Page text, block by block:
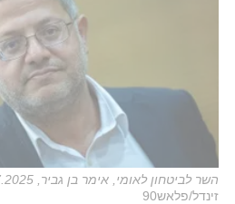
השר לביטחון לאומי, אימר בן גביר, 14.07.2025
זינדל/פלאש90